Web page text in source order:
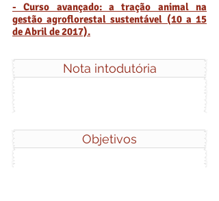
- Curso avançado: a tração animal na
gestão agroflorestal sustentável (10 a 15
de Abril de 2017).
Nota intodutória
Objetivos